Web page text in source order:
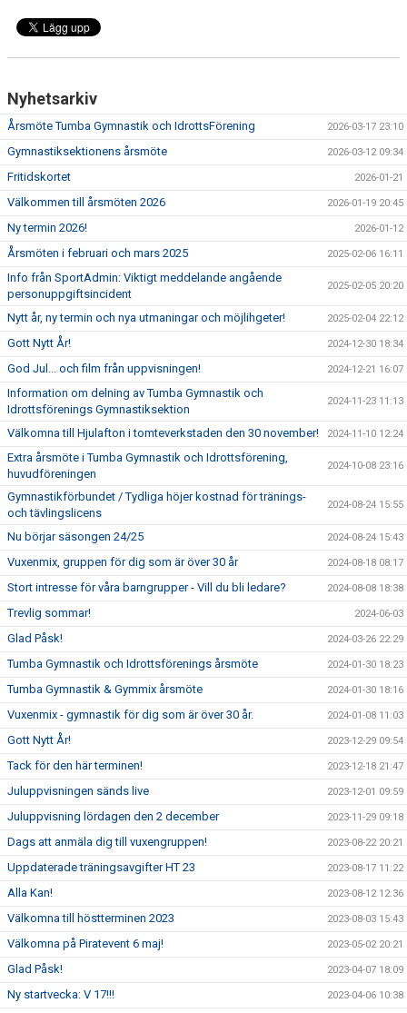
Nyhetsarkiv
Årsmöte Tumba Gymnastik och IdrottsFörening 2026-03-17 23:10
Gymnastiksektionens årsmöte 2026-03-12 09:34
Fritidskortet 2026-01-21
Välkommen till årsmöten 2026 2026-01-19 20:45
Ny termin 2026! 2026-01-12
Årsmöten i februari och mars 2025 2025-02-06 16:11
Info från SportAdmin: Viktigt meddelande angående
personuppgiftsincident
2025-02-05 20:20
Nytt år, ny termin och nya utmaningar och möjlihgeter! 2025-02-04 22:12
Gott Nytt År! 2024-12-30 18:34
God Jul... och film från uppvisningen! 2024-12-21 16:07
Information om delning av Tumba Gymnastik och
Idrottsförenings Gymnastiksektion
2024-11-23 11:13
Välkomna till Hjulafton i tomteverkstaden den 30 november! 2024-11-10 12:24
Extra årsmöte i Tumba Gymnastik och Idrottsförening,
huvudföreningen
2024-10-08 23:16
Gymnastikförbundet / Tydliga höjer kostnad för tränings-
och tävlingslicens
2024-08-24 15:55
Nu börjar säsongen 24/25 2024-08-24 15:43
Vuxenmix, gruppen för dig som är över 30 år 2024-08-18 08:17
Stort intresse för våra barngrupper - Vill du bli ledare? 2024-08-08 18:38
Trevlig sommar! 2024-06-03
Glad Påsk! 2024-03-26 22:29
Tumba Gymnastik och Idrottsförenings årsmöte 2024-01-30 18:23
Tumba Gymnastik & Gymmix årsmöte 2024-01-30 18:16
Vuxenmix - gymnastik för dig som är över 30 år. 2024-01-08 11:03
Gott Nytt År! 2023-12-29 09:54
Tack för den här terminen! 2023-12-18 21:47
Juluppvisningen sänds live 2023-12-01 09:59
Juluppvisning lördagen den 2 december 2023-11-29 09:18
Dags att anmäla dig till vuxengruppen! 2023-08-22 20:21
Uppdaterade träningsavgifter HT 23 2023-08-17 11:22
Alla Kan! 2023-08-12 12:36
Välkomna till höstterminen 2023 2023-08-03 15:43
Välkomna på Piratevent 6 maj! 2023-05-02 20:21
Glad Påsk! 2023-04-07 18:09
Ny startvecka: V 17!!! 2023-04-06 10:38